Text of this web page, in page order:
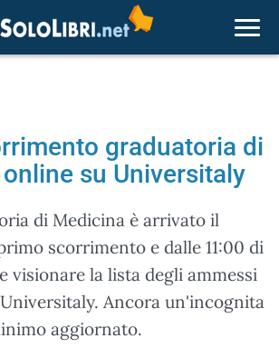
graduatoria di
su Universitaly
di Medicina è arrivato il
scorrimento e dalle 11:00 di
visionare la lista degli ammessi
Ancora un'incognita
aggiornato.